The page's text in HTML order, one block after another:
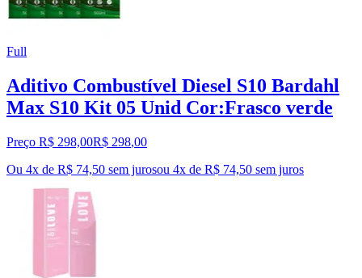
Full
Aditivo Combustível Diesel S10 Bardahl
Max S10 Kit 05 Unid Cor:Frasco verde
Preço R$ 298,00R$ 298,00
Ou 4x de R$ 74,50 sem jurosou 4x de R$ 74,50 sem juros